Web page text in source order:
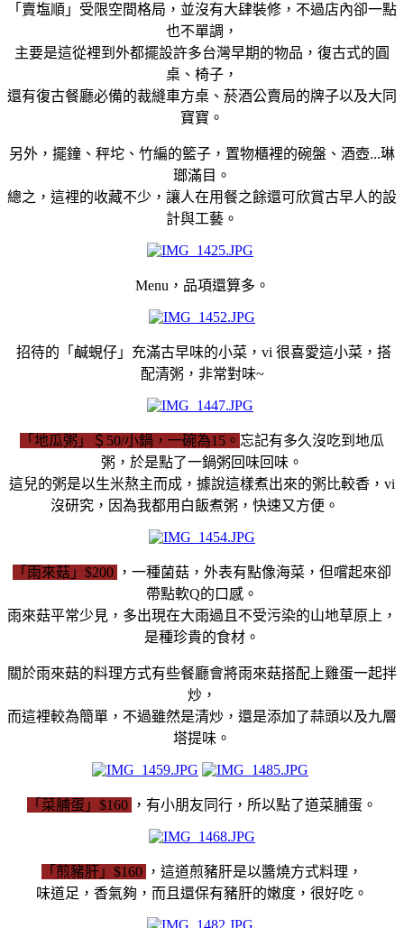
「賣塩順」受限空間格局，並沒有大肆裝修，不過店內卻一點
也不單調，
主要是這從裡到外都擺設許多台灣早期的物品，復古式的圓
桌、椅子，
還有復古餐廳必備的裁縫車方桌、菸酒公賣局的牌子以及大同
寶寶。
另外，擺鐘、秤坨、竹編的籃子，置物櫃裡的碗盤、酒壺...琳
瑯滿目。
總之，這裡的收藏不少，讓人在用餐之餘還可欣賞古早人的設
計與工藝。
Menu，品項還算多。
招待的「鹹蜆仔」充滿古早味的小菜，vi 很喜愛這小菜，搭
配清粥，非常對味~
「地瓜粥」＄50/小鍋，一碗為15。 忘記有多久沒吃到地瓜
粥，於是點了一鍋粥回味回味。
這兒的粥是以生米熬主而成，據說這樣煮出來的粥比較香，vi
沒研究，因為我都用白飯煮粥，快速又方便。
「雨來菇」$200 ，一種菌菇，外表有點像海菜，但嚐起來卻
帶點軟Q的口感。
雨來菇平常少見，多出現在大雨過且不受污染的山地草原上，
是種珍貴的食材。
關於雨來菇的料理方式有些餐廳會將雨來菇搭配上雞蛋一起拌
炒，
而這裡較為簡單，不過雖然是清炒，還是添加了蒜頭以及九層
塔提味。
「菜脯蛋」$160 ，有小朋友同行，所以點了道菜脯蛋。
「煎豬肝」$160 ，這道煎豬肝是以醬燒方式料理，
味道足，香氣夠，而且還保有豬肝的嫩度，很好吃。